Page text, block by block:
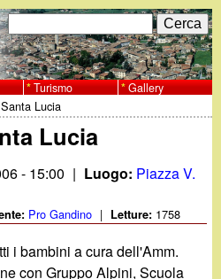
F
o
r
m
d
i
r
C
e
r
c
a
Turismo Gallery
Lucia
Lucia
- 15:00 | Luogo: Piazza V.
Pro Gandino | Letture: 1758
i bambini a cura dell'Amm.
con Gruppo Alpini, Scuola